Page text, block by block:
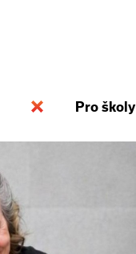
Pro školy